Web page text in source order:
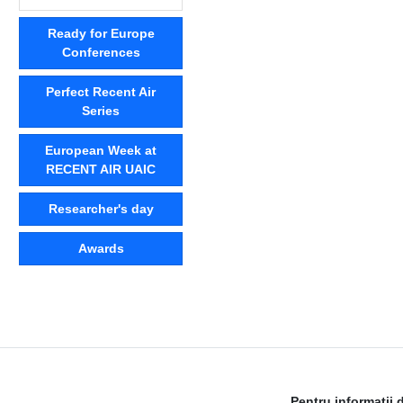
Ready for Europe
Conferences
Perfect Recent Air
Series
European Week at
RECENT AIR UAIC
Researcher's day
Awards